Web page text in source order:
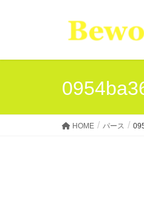
HOME パース